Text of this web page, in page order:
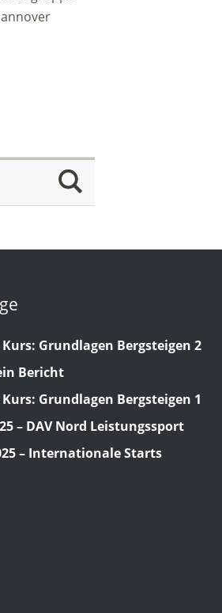
Grundlagen Bergsteigen 2
Bericht
Grundlagen Bergsteigen 1
– DAV Nord Leistungssport
– Internationale Starts